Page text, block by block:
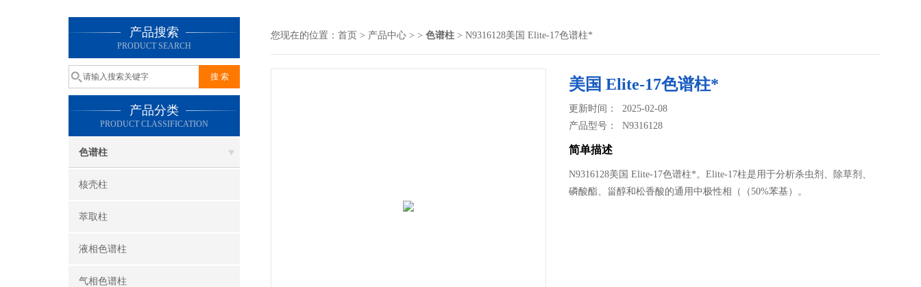
产品搜索
PRODUCT SEARCH
产品分类
PRODUCT CLASSIFICATION
色谱柱
核壳柱
萃取柱
液相色谱柱
气相色谱柱
您现在的位置： 首页 > 产品中心 > > 色谱柱 > N9316128美国 Elite-17色谱柱*
美国 Elite-17色谱柱*
更新时间： 2025-02-08
产品型号：N9316128
简单描述
N9316128美国 Elite-17色谱柱*。Elite-17柱是用于分析杀虫剂、除草剂、
磷酸酯、甾醇和松香酸的通用中极性相（（50%苯基）。